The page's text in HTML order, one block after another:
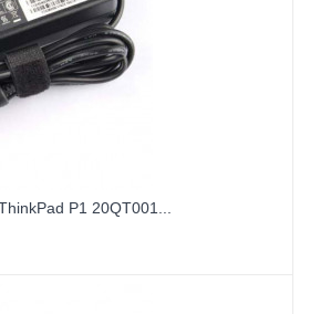
P1 20QT001...